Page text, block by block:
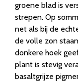
groene blad is
strepen. Op
net als bij de
de volle zon
donkere hoek
plant is stevig
basaltgrijze